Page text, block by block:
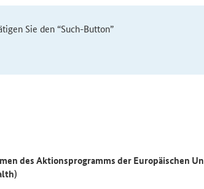
Sie den “Such-Button”
des Aktionsprogramms der Europäischen